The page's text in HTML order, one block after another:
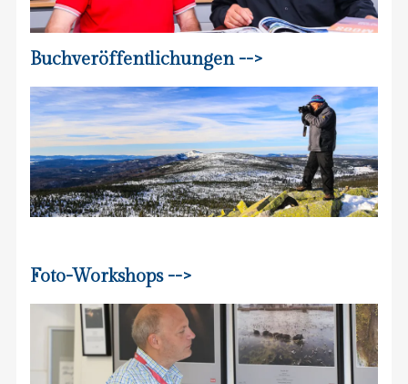
Buchveröffentlichungen -->
Foto-Workshops -->